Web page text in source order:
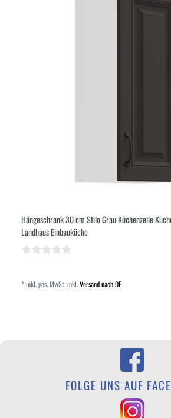
Hängeschrank 30 cm Stilo Grau Küchenzeile
Landhaus Einbauküche
*inkl. ges. MwSt.inkl.Versand nach DE
FOLGE UNS AUF